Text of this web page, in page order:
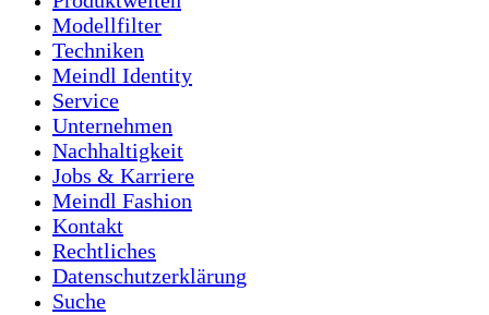
Modellfilter
Techniken
Meindl Identity
Service
Unternehmen
Nachhaltigkeit
Jobs & Karriere
Meindl Fashion
Kontakt
Rechtliches
Datenschutzerklärung
Suche